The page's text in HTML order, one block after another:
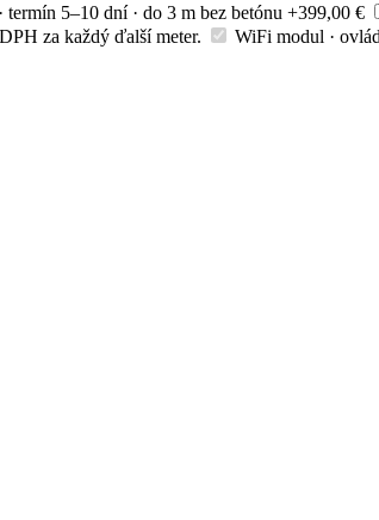
termín 5–10 dní · do 3 m bez betónu +399,00 €
za každý ďalší meter. WiFi modul ·